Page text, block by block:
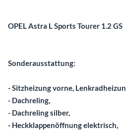
OPEL Astra L Sports Tourer 1.2 GS
Sonderausstattung:
- Sitzheizung vorne,
- Dachreling,
- Dachreling silber,
- Heckklappenöffnung elektrisch,